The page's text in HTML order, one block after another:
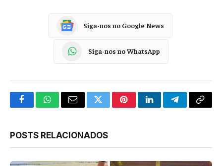
Siga-nos no Google News
Siga-nos no WhatsApp
FacebookWhatsApp
Email TwitterPinterestLinkedInTelegramCopy
POSTS RELACIONADOS